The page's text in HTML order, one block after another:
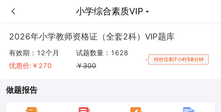
小学综合素质VIP
小学教育知识与能力VIP
2026年小学教师资格证（全套2科）VIP题库
有效期： 12个月
优惠价:￥ 270
试题数量： 1628
￥300
特价仅剩7小时58分钟
做题报告